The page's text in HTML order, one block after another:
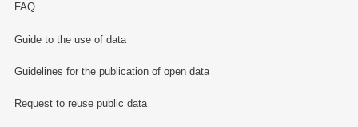
FAQ
Guide to the use of data
Guidelines for the publication of open data
Request to reuse public data